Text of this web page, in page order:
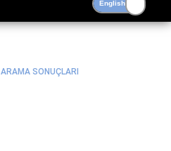
ARAMA SONUÇLARI